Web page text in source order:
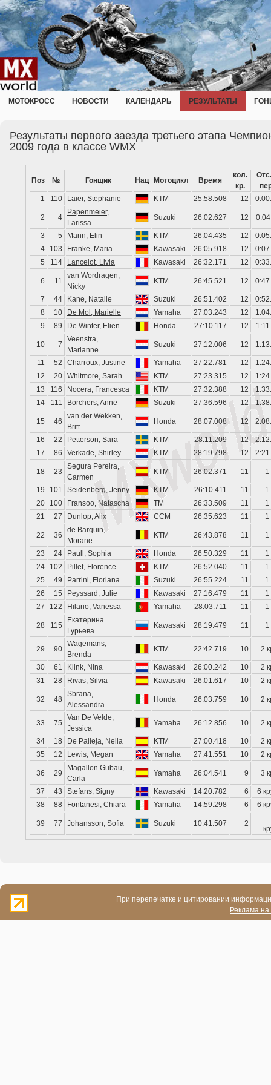
МОТОКРОСС НОВОСТИ КАЛЕНДАРЬ РЕЗУЛЬТАТЫ
Результаты первого заезда третьего этапа
2009 года в классе WMX
Поз № Гонщик Нац Мотоцикл Время
кол.
кр.
1
110 Laier, Stephanie KTM 25:58.508 12
2 4
Papenmeier,
Larissa
Suzuki 26:02.627 12
3 5 Mann, Elin KTM 26:04.435 12
4
103 Franke, Maria Kawasaki 26:05.918 12
5
114 Lancelot, Livia Kawasaki 26:32.171 12
6 11
van Wordragen,
Nicky
KTM 26:45.521 12
7 44 Kane, Natalie Suzuki 26:51.402 12
8
10 De Mol, Marielle Yamaha 27:03.243 12
9
89 De Winter, Elien Honda 27:10.117 12
10 7
Veenstra,
Marianne
Suzuki 27:12.006 12
11 52 Charroux, Justine Yamaha 27:22.781 12
12
20 Whitmore, Sarah KTM 27:23.315 12
13
116 Nocera, Francesca KTM 27:32.388 12
14
111 Borchers, Anne Suzuki 27:36.596 12
15 46
van der Wekken,
Britt
Honda 28:07.008 12
16 22 Petterson, Sara KTM 28:11.209 12
17
86 Verkade, Shirley KTM 28:19.798 12
18 23
Segura Pereira,
Carmen
KTM 26:02.371 11 1
19 101 Seidenberg, Jenny KTM 26:10.411 11
1
20
100 Fransoo, Natascha TM 26:33.509 11
1
21
27 Dunlop, Alix CCM 26:35.623 11 1
22 36
de Barquin,
Morane
KTM 26:43.878 11 1
23 24 Paull, Sophia Honda 26:50.329 11
1
24
102 Pillet, Florence KTM 26:52.040 11
1
25
49 Parrini, Floriana Suzuki 26:55.224 11
1
26
15 Peyssard, Julie Kawasaki 27:16.479 11
1
27
122 Hilario, Vanessa Yamaha 28:03.711 11 1
28 115
Екатерина
Гурьева
Kawasaki 28:19.479 11 1
29 90
Wagemans,
Brenda
KTM 22:42.719 10 2
30 61 Klink, Nina Kawasaki 26:00.242 10
2
31
28 Rivas, Silvia Kawasaki 26:01.617 10 2
32 48
Sbrana,
Alessandra
Honda 26:03.759 10 2
33 75
Van De Velde,
Jessica
Yamaha 26:12.856 10 2
34 18 De Palleja, Nelia KTM 27:00.418 10
2
35
12 Lewis, Megan Yamaha 27:41.551 10 2
36 29
Magallon Gubau,
Carla
Yamaha 26:04.541 9 3
37 43 Stefans, Signy Kawasaki 14:20.782 6
6
38
88 Fontanesi, Chiara Yamaha 14:59.298 6 6
39 77 Johansson, Sofia Suzuki 10:41.507 2
При перепечатке и цитировании
Реклама на